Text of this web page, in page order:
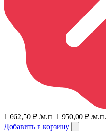
1 662,50 ₽ /м.п. 1 950,00 ₽ /м.п.
Добавить в корзину